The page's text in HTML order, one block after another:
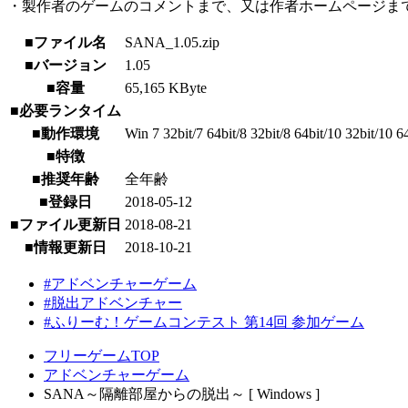
・製作者のゲームのコメントまで、又は作者ホームページま
■ファイル名
SANA_1.05.zip
■バージョン
1.05
■容量
65,165 KByte
■必要ランタイム
■動作環境
Win 7 32bit/7 64bit/8 32bit/8 64bit/10 32bit/10
■特徴
■推奨年齢
全年齢
■登録日
2018-05-12
■ファイル更新日 2018-08-21
■情報更新日
2018-10-21
#アドベンチャーゲーム
#脱出アドベンチャー
#ふりーむ！ゲームコンテスト 第14回 参加ゲーム
フリーゲームTOP
アドベンチャーゲーム
SANA～隔離部屋からの脱出～ [ Windows ]